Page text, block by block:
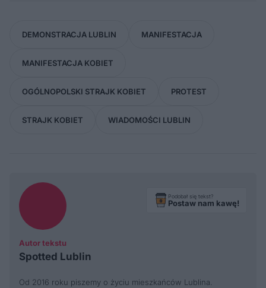
DEMONSTRACJA LUBLIN MANIFESTACJA
MANIFESTACJA KOBIET
OGÓLNOPOLSKI STRAJK KOBIET PROTEST
STRAJK KOBIET WIADOMOŚCI LUBLIN
Autor tekstu
Spotted Lublin
Podobał się tekst?
Postaw nam kawę!
Od 2016 roku piszemy o życiu mieszkańców Lublina.